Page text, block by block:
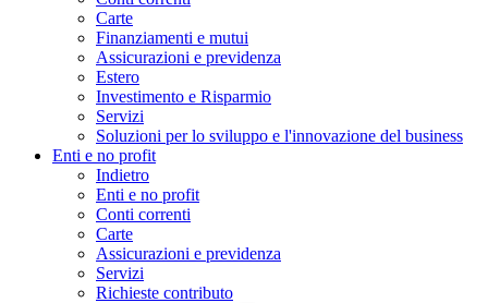
Carte
Finanziamenti e mutui
Assicurazioni e previdenza
Estero
Investimento e Risparmio
Servizi
Soluzioni per lo sviluppo e l'innovazione del business
Enti e no profit
Indietro
Enti e no profit
Conti correnti
Carte
Assicurazioni e previdenza
Servizi
Richieste contributo